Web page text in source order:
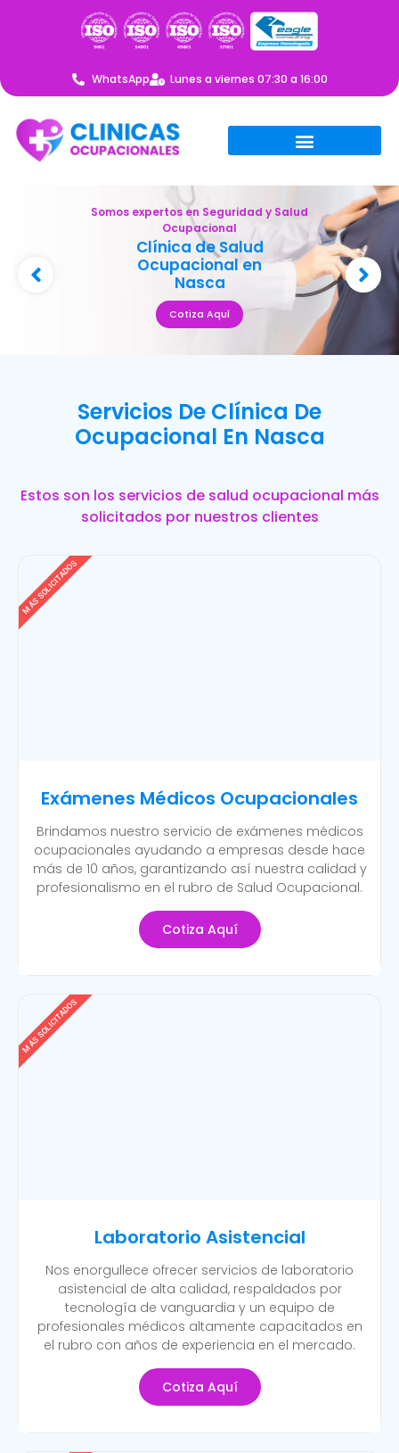
WhatsApp Lunes a viernes 07:30 a 16:00
Somos expertos en Seguridad y Salud
Ocupacional
Clínica de Salud
Ocupacional en
Nasca
Cotiza Aquí
Servicios De Clínica De
Ocupacional En Nasca
Estos son los servicios de salud ocupacional más
solicitados por nuestros clientes
Exámenes Médicos Ocupacionales
Brindamos nuestro servicio de exámenes médicos
ocupacionales ayudando a empresas desde hace
más de 10 años, garantizando así nuestra calidad y
profesionalismo en el rubro de Salud Ocupacional.
Cotiza Aquí
MÁS SOLICITADOS
Laboratorio Asistencial
Nos enorgullece ofrecer servicios de laboratorio
asistencial de alta calidad, respaldados por
tecnología de vanguardia y un equipo de
profesionales médicos altamente capacitados en
el rubro con años de experiencia en el mercado.
Cotiza Aquí
MÁS SOLICITADOS